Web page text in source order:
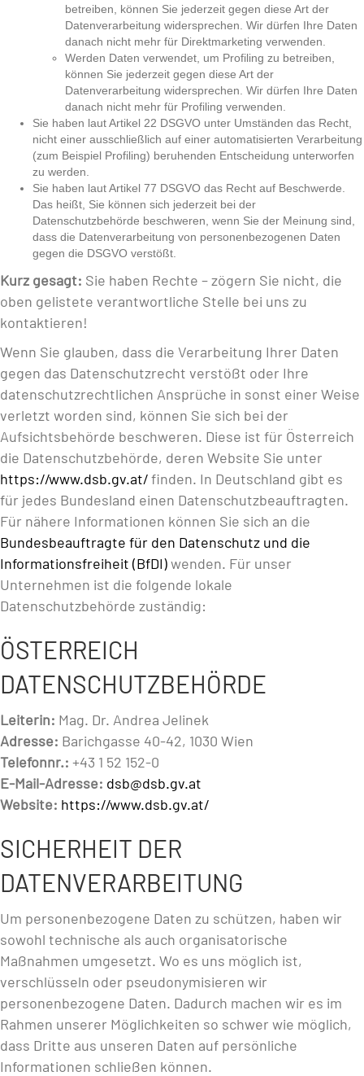
betreiben, können Sie jederzeit gegen diese Art der
Datenverarbeitung widersprechen. Wir dürfen Ihre Daten
danach nicht mehr für Direktmarketing verwenden.
Werden Daten verwendet, um Profiling zu betreiben,
können Sie jederzeit gegen diese Art der
Datenverarbeitung widersprechen. Wir dürfen Ihre Daten
danach nicht mehr für Profiling verwenden.
Sie haben laut Artikel 22 DSGVO unter Umständen das Recht,
nicht einer ausschließlich auf einer automatisierten Verarbeitung
(zum Beispiel Profiling) beruhenden Entscheidung unterworfen
zu werden.
Sie haben laut Artikel 77 DSGVO das Recht auf Beschwerde.
Das heißt, Sie können sich jederzeit bei der
Datenschutzbehörde beschweren, wenn Sie der Meinung sind,
dass die Datenverarbeitung von personenbezogenen Daten
gegen die DSGVO verstößt.
Kurz gesagt: Sie haben Rechte – zögern Sie nicht, die
oben gelistete verantwortliche Stelle bei uns zu
kontaktieren!
Wenn Sie glauben, dass die Verarbeitung Ihrer Daten
gegen das Datenschutzrecht verstößt oder Ihre
datenschutzrechtlichen Ansprüche in sonst einer Weise
verletzt worden sind, können Sie sich bei der
Aufsichtsbehörde beschweren. Diese ist für Österreich
die Datenschutzbehörde, deren Website Sie unter
https://www.dsb.gv.at/finden. In Deutschland gibt es
für jedes Bundesland einen Datenschutzbeauftragten.
Für nähere Informationen können Sie sich an die
Bundesbeauftragte für den Datenschutz und die
Informationsfreiheit (BfDI)wenden. Für unser
Unternehmen ist die folgende lokale
Datenschutzbehörde zuständig:
ÖSTERREICH
DATENSCHUTZBEHÖRDE
Leiterin: Mag. Dr. Andrea Jelinek
Adresse: Barichgasse 40-42, 1030 Wien
Telefonnr.: +43 1 52 152-0
E-Mail-Adresse: dsb@dsb.gv.at
Website: https://www.dsb.gv.at/
SICHERHEIT DER
DATENVERARBEITUNG
Um personenbezogene Daten zu schützen, haben wir
sowohl technische als auch organisatorische
Maßnahmen umgesetzt. Wo es uns möglich ist,
verschlüsseln oder pseudonymisieren wir
personenbezogene Daten. Dadurch machen wir es im
Rahmen unserer Möglichkeiten so schwer wie möglich,
dass Dritte aus unseren Daten auf persönliche
Informationen schließen können.